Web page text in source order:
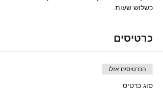
כשלוש שעות.
כרטיסים
הכרטיסים אזלו
סוג כרטיס